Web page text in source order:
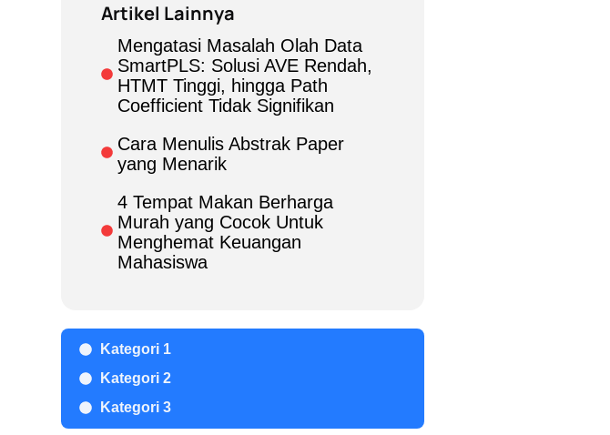
Artikel Lainnya
Mengatasi Masalah Olah Data
SmartPLS: Solusi AVE Rendah,
HTMT Tinggi, hingga Path
Coefficient Tidak Signifikan
Cara Menulis Abstrak Paper
yang Menarik
4 Tempat Makan Berharga
Murah yang Cocok Untuk
Menghemat Keuangan
Mahasiswa
Kategori 1
Kategori 2
Kategori 3